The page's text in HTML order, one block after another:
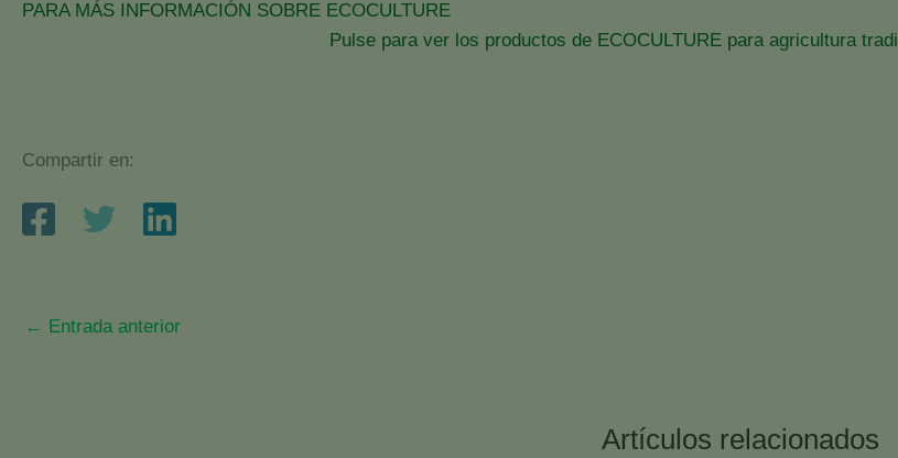
PARA MÁS INFORMACIÓN SOBRE ECOCULTURE
Pulse para ver los productos de ECOCULTURE para agricultura
Compartir en:
← Entrada anterior
Artículos relacionados